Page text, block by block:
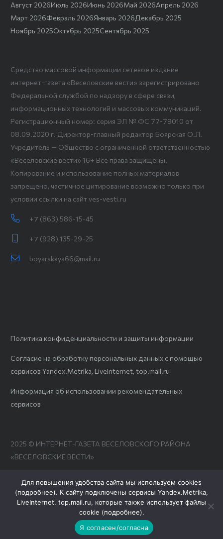
Август 2026Июль 2026Июнь 2026Май 2026Апрель 2026
Март 2026Февраль 2026Январь 2026Декабрь 2025
Ноябрь 2025Октябрь 2025Сентябрь 2025
Средство массовой информации сетевое издание
интернет-газета «Веселовские вести» зарегистрировано
Федеральной службой по надзору в сфере связи,
информационных технологий и массовых коммуникаций.
Регистрационный номер: серия ЭЛ № ФС 77-79010 от
08.09.2020 г. Директор-главный редактор Боярская О.Л.
Учредитель — Общество с ограниченной ответственностью
«Веселовские вести» 16+ Все права защищены.
Копирование и использование полных материалов
запрещено, частичное цитирование возможно только при
условии ссылки на сайт ves-vesti.ru
+7 (863) 586-15-45
+7 (928) 135-29-25
boyarskaya66@mail.ru
Политика конфиденциальности и защиты информации
Согласие на обработку персональных данных с помощью
сервисов Yandex.Metrika, LiveInternet, top.mail.ru
Информация об использовании рекомендательных
сервисов
2025 © ИНТЕРНЕТ-ГАЗЕТА ВЕСЕЛОВСКОГО РАЙОНА
«ВЕСЕЛОВСКИЕ ВЕСТИ»
Для повышения удобства сайта мы используем cookies
(подробнее). К сайту подключены сервисы Yandex.Metrika,
LiveInternet, top.mail.ru, которые также использует файлы
cookie (подробнее).
Я согласен/согласна